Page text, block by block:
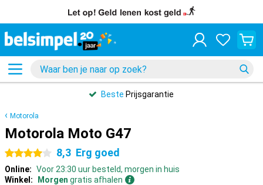
Beste Prijsgarantie
Motorola
Motorola Moto G47
4 sterren 8,3 Erg goed
Online: Voor 23:30 uur besteld, morgen in huis
Winkel:
Morgen gratis afhalen